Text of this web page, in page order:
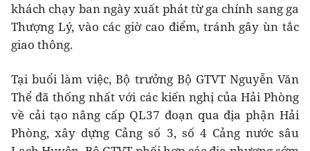
khách chạy ban ngày xuất phát từ ga chính sang ga
Thượng Lý, vào các giờ cao điểm, tránh gây ùn tắc
giao thông.
Tại buổi làm việc, Bộ trưởng Bộ GTVT Nguyễn Văn
Thể đã thống nhất với các kiến nghị của Hải Phòng
về cải tạo nâng cấp QL37 đoạn qua địa phận Hải
Phòng, xây dựng Cảng số 3, số 4 Cảng nước sâu